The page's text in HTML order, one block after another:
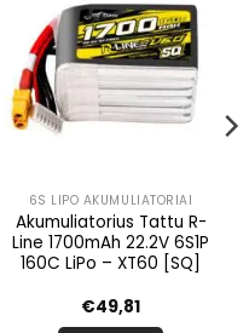
6S LIPO AKUMULIATORIAI
Akumuliatorius Tattu R-
Line 1700mAh 22.2V 6S1P
160C LiPo – XT60 [SQ]
€49,81